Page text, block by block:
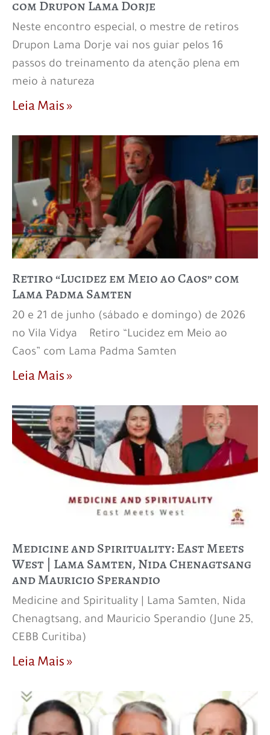
com Drupon Lama Dorje
Neste encontro especial, o mestre de retiros
Drupon Lama Dorje vai nos guiar pelos 16
passos do treinamento da atenção plena em
meio à natureza
Leia Mais »
Retiro “Lucidez em Meio ao Caos” com
Lama Padma Samten
20 e 21 de junho (sábado e domingo) de 2026
no Vila Vidya Retiro “Lucidez em Meio ao
Caos” com Lama Padma Samten
Leia Mais »
Medicine and Spirituality: East Meets
West | Lama Samten, Nida Chenagtsang
and Mauricio Sperandio
Medicine and Spirituality | Lama Samten, Nida
Chenagtsang, and Mauricio Sperandio (June 25,
CEBB Curitiba)
Leia Mais »